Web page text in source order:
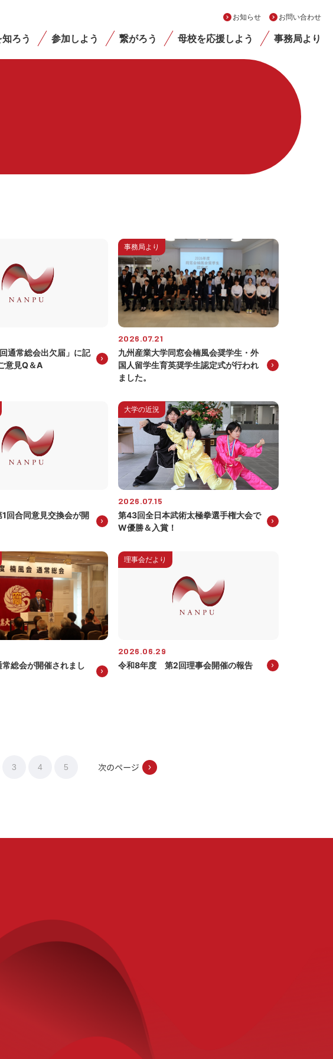
お知らせ お問い合わせ
ろう 参加しよう 繋がろう 母校を応援しよう 事務局より
通常総会出欠届」に記
意見Q＆A
事務局より
2026.07.21
九州産業大学同窓会楠風会奨学生・外
国人留学生育英奨学生認定式が行われ
ました。
合同意見交換会が開
大学の近況
2026.07.15
第43回全日本武術太極拳選手権大会で
W優勝＆入賞！
総会が開催されまし
理事会だより
2026.06.29
令和8年度 第2回理事会開催の報告
3 4 5